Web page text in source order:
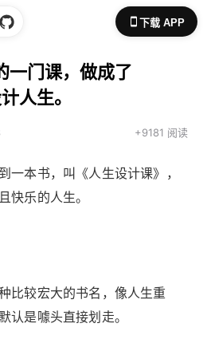
下载 APP
一门课，做成了
人生。
+9181 阅读
一本书，叫《人生设计课》，
快乐的人生。
比较宏大的书名，像人生重
认是噱头直接划走。